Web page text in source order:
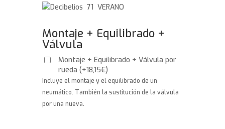
71 VERANO
Montaje + Equilibrado +
Válvula
Montaje + Equilibrado + Válvula por
rueda(+18,15€)
Incluye el montaje y el equilibrado de un
neumático. También la sustitución de la válvula
por una nueva.